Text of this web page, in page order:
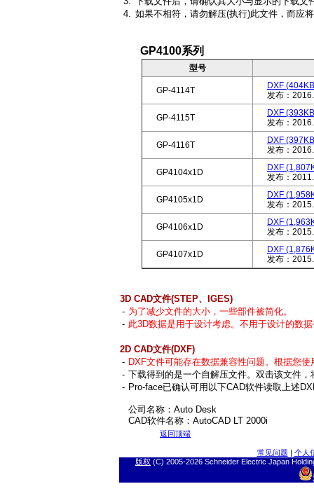
4. 如果不相符，请勿解压(执行)此文件，而应
GP4100系列
型号
GP-4114T
DXF
发布：
GP-4115T
DXF
发布：
GP-4116T
DXF
发布：
GP4104x1D
DXF
发布：
GP4105x1D
DXF
发布：
GP4106x1D
DXF
发布：
GP4107x1D
DXF
发布：
3D CAD文件(STEP、IGES)
- 为了减少文件的大小，一些部件被简化。
- 此3D数据是用于设计考虑。不用于设计的数
2D CAD文件(DXF)
- DXF文件可能存在数据兼容性问题。根据您
- 下载得到的是一个自解压文件。双击该文件，
- Pro-face已确认可用以下CAD软件读取上述
公司名称：Auto Desk
CAD软件名称：AutoCAD LT 2000i
返回顶端
常见问题 | 个人
版权 (C) 2005-2026 Schneider Electric Japan